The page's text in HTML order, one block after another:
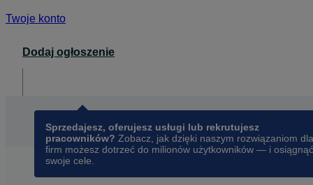
Twoje konto
Dodaj ogłoszenie
Sprzedajesz, oferujesz usługi lub rekrutujesz
pracowników? Zobacz, jak dzięki naszym rozwiązaniom dla
firm możesz dotrzeć do milionów użytkowników — i osiągnąć
swoje cele.